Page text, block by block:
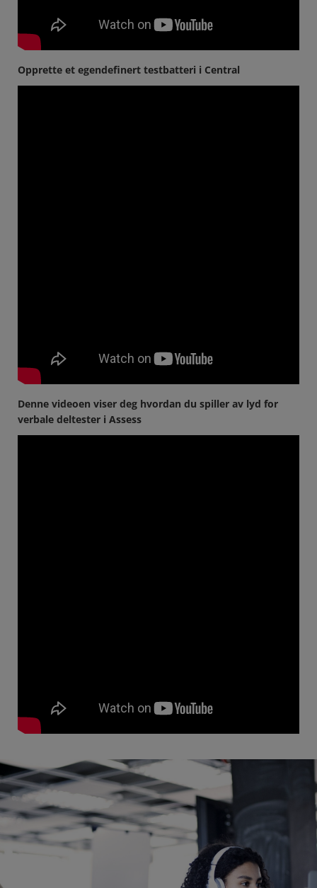
Opprette et egendefinert testbatteri i Central
Denne videoen viser deg hvordan du spiller av lyd for
verbale deltester i Assess